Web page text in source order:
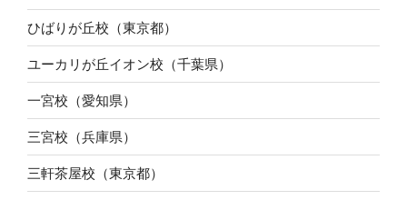
ひばりが丘校（東京都）
ユーカリが丘イオン校（千葉県）
一宮校（愛知県）
三宮校（兵庫県）
三軒茶屋校（東京都）